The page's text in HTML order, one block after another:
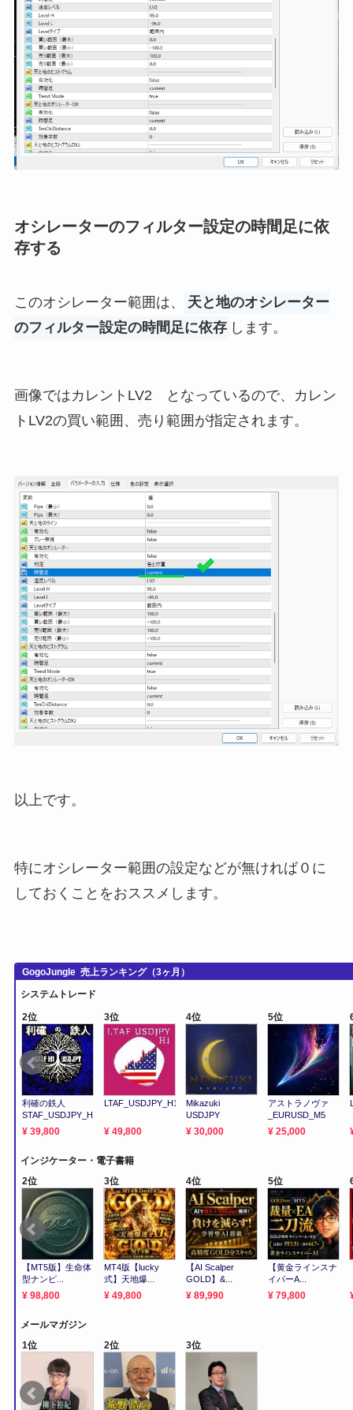
オシレーターのフィルター設定の時間足に依
存する
このオシレーター範囲は、
天と地のオシレーター
のフィルター設定の時間足に依存 します。
画像ではカレントLV2 となっているので、カレン
トLV2の買い範囲、売り範囲が指定されます。
以上です。
特にオシレーター範囲の設定などが無ければ０に
しておくことをおススメします。